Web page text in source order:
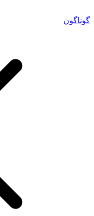
گوناگون